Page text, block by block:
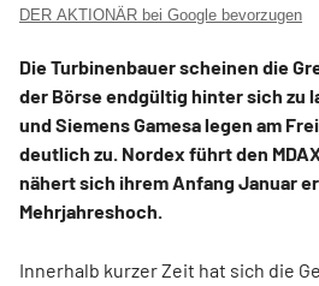
DER AKTIONÄR bei Google bevorzugen
Die Turbinenbauer scheinen die
der Börse endgültig hinter sich zu
und Siemens Gamesa legen am
deutlich zu. Nordex führt den
nähert sich ihrem Anfang Januar
Mehrjahreshoch.
Innerhalb kurzer Zeit hat sich die